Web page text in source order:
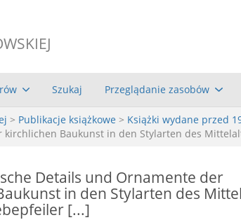
Szukaj Przeglądanie zasobów
> Publikacje książkowe > Książki wydane przed
Baukunst in den Stylarten des
Details und Ornamente der
in den Stylarten des
[...]